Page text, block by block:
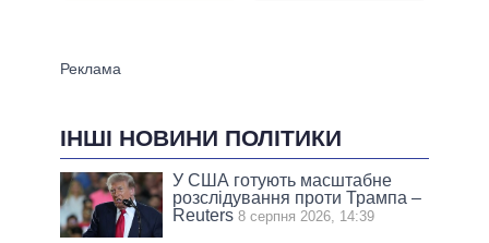
ІНШІ НОВИНИ ПОЛІТИКИ
У США готують масштабне
розслідування проти Трампа –
Reuters 8 серпня 2026, 14:39